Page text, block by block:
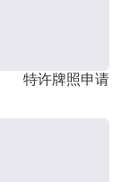
特许牌照申请